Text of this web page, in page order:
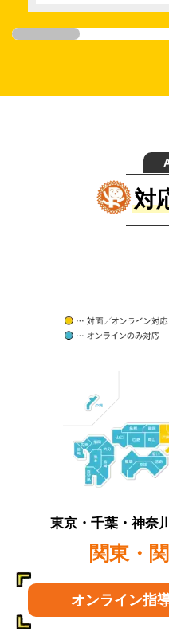
対
東京・千葉・神奈
関東・
オンライン指